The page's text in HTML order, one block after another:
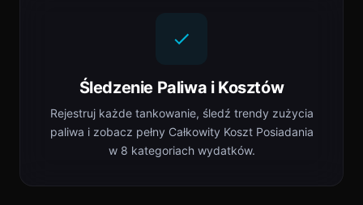
Śledzenie Paliwa i Kosztów
Rejestruj każde tankowanie, śledź trendy zużycia
paliwa i zobacz pełny Całkowity Koszt Posiadania
w 8 kategoriach wydatków.